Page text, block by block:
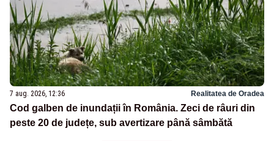
7 aug. 2026, 12:36 Realitatea de Oradea
Cod galben de inundații în România. Zeci de râuri din
peste 20 de județe, sub avertizare până sâmbătă